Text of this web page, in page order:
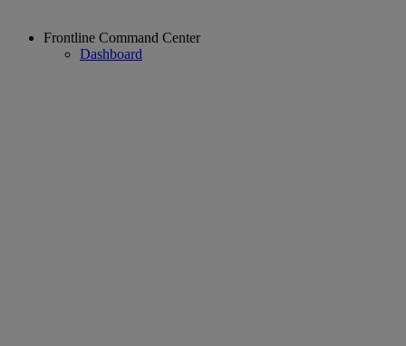
Frontline Command Center
Dashboard